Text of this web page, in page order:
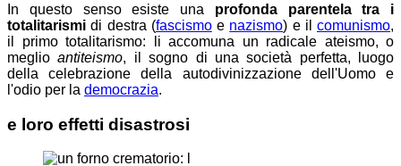
In questo senso esiste una profonda parentela tra i
totalitarismi di destra (fascismoe nazismo) e il comunismo,
il primo totalitarismo: li accomuna un radicale ateismo, o
meglioantiteismo, il sogno di una società perfetta, luogo
della celebrazione della autodivinizzazione dell'Uomo e
l'odio per la democrazia.
e loro effetti disastrosi